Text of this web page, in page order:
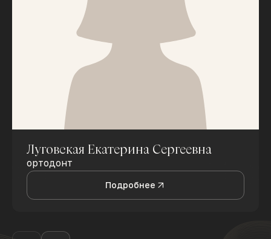
Луговская Екатерина Сергеевна
ортодонт
Подробнее